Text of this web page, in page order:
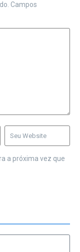
Campos
a próxima vez que